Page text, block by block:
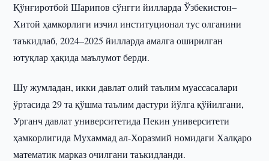
Қўнғиротбой Шарипов сўнгги йилларда Ўзбекистон–
Хитой ҳамкорлиги изчил институционал тус олганини
таъкидлаб, 2024–2025 йилларда амалга оширилган
ютуқлар ҳақида маълумот берди.
Шу жумладан, икки давлат олий таълим муассасалари
ўртасида 29 та қўшма таълим дастури йўлга қўйилгани,
Урганч давлат университетида Пекин университети
ҳамкорлигида Мухаммад ал-Хоразмий номидаги Халқаро
математик марказ очилгани таъкидланди.